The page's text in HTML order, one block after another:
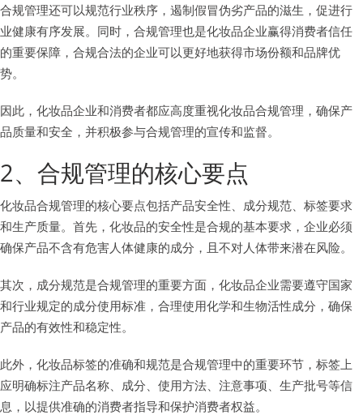
合规管理还可以规范行业秩序，遏制假冒伪劣产品的滋生，促进行
业健康有序发展。同时，合规管理也是化妆品企业赢得消费者信任
的重要保障，合规合法的企业可以更好地获得市场份额和品牌优
势。
因此，化妆品企业和消费者都应高度重视化妆品合规管理，确保产
品质量和安全，并积极参与合规管理的宣传和监督。
2、合规管理的核心要点
化妆品合规管理的核心要点包括产品安全性、成分规范、标签要求
和生产质量。首先，化妆品的安全性是合规的基本要求，企业必须
确保产品不含有危害人体健康的成分，且不对人体带来潜在风险。
其次，成分规范是合规管理的重要方面，化妆品企业需要遵守国家
和行业规定的成分使用标准，合理使用化学和生物活性成分，确保
产品的有效性和稳定性。
此外，化妆品标签的准确和规范是合规管理中的重要环节，标签上
应明确标注产品名称、成分、使用方法、注意事项、生产批号等信
息，以提供准确的消费者指导和保护消费者权益。